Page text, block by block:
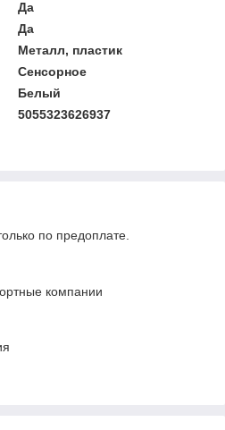
Да
Да
Металл, пластик
Сенсорное
Белый
5055323626937
по предоплате.
компании